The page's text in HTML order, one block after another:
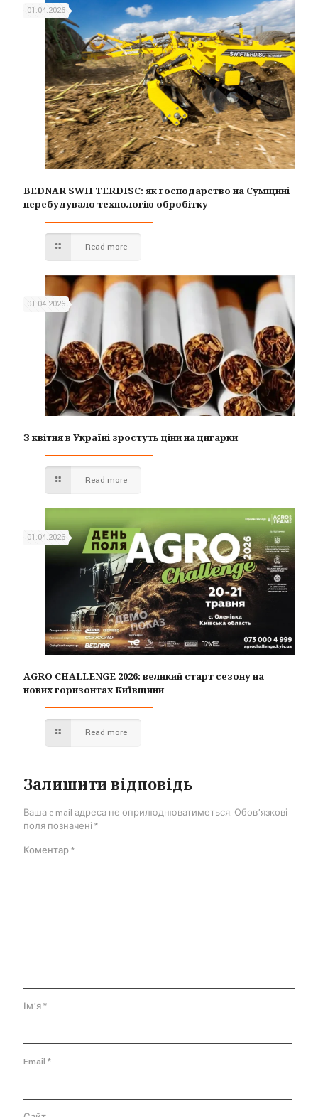
01.04.2026
BEDNAR SWIFTERDISC: як господарство на Сумщині
перебудувало технологію обробітку
Read more
01.04.2026
З квітня в Україні зростуть ціни на цигарки
Read more
01.04.2026
AGRO CHALLENGE 2026: великий старт сезону на
нових горизонтах Київщини
Read more
Залишити відповідь
Ваша e-mail адреса не оприлюднюватиметься. Обов’язкові
поля позначені *
Коментар*
Ім'я*
Email *